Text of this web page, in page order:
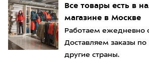
Все товары есть в
магазине в Москве
Работаем ежедневно
Доставляем заказы по
другие страны.